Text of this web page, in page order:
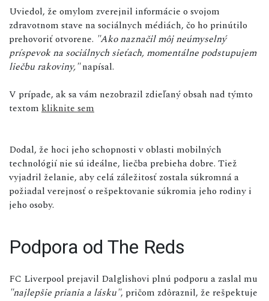
Uviedol, že omylom zverejnil informácie o svojom
zdravotnom stave na sociálnych médiách, čo ho prinútilo
prehovoriť otvorene. "Ako naznačil môj neúmyselný
príspevok na sociálnych sieťach, momentálne podstupujem
liečbu rakoviny,"napísal.
V prípade, ak sa vám nezobrazil zdieľaný obsah nad týmto
textom kliknite sem
Dodal, že hoci jeho schopnosti v oblasti mobilných
technológií nie sú ideálne, liečba prebieha dobre. Tiež
vyjadril želanie, aby celá záležitosť zostala súkromná a
požiadal verejnosť o rešpektovanie súkromia jeho rodiny i
jeho osoby.
Podpora od The Reds
FC Liverpool prejavil Dalglishovi plnú podporu a zaslal mu
"najlepšie priania a lásku", pričom zdôraznil, že rešpektuje